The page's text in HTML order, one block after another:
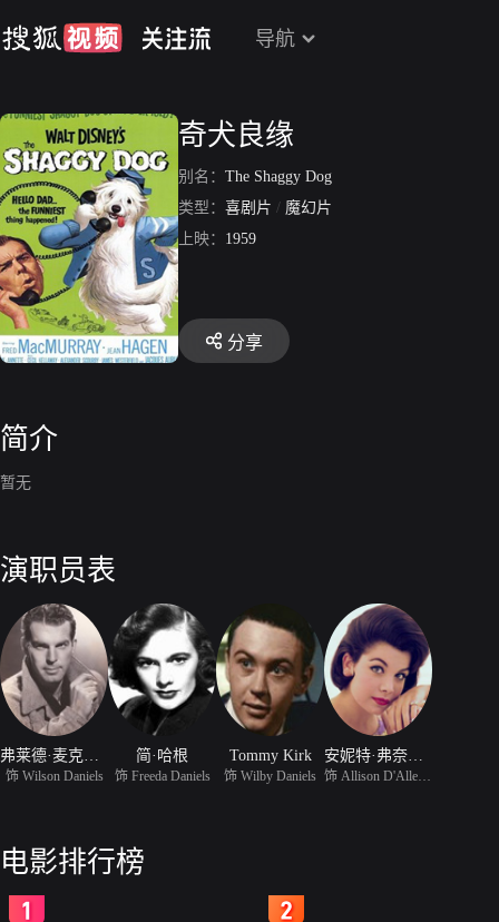
导航
奇犬良缘
别名： The Shaggy Dog
类型： 喜剧片 / 魔幻片
上映： 1959
分享
简介
暂无
演职员表
饰 Wilson Daniels
简·哈根
饰 Freeda Daniels
Tommy Kirk
饰 Wilby Daniels
电影排行榜